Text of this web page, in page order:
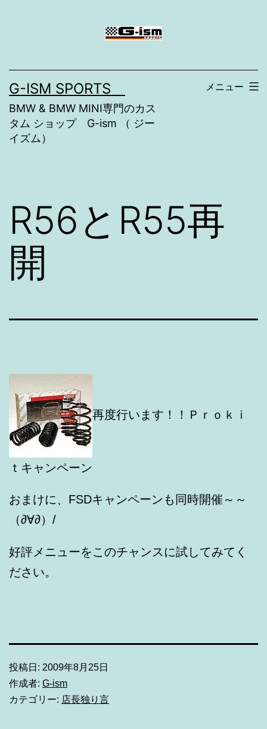
ン
ツ
へ
ス
G-ISM SPORTS
BMW & BMW MINI専門のカス
タム ショップ G-ism （ ジー
イズム）
メニュー
R56とR55再
開
再度行います！！Ｐｒｏｋｉ
ｔキャンペーン
おまけに、FSDキャンペーンも同時開催～～
（∂∀∂）/
好評メニューをこのチャンスに試してみてく
ださい。
投稿日: 2009年8月25日
作成者: G-ism
カテゴリー: 店長独り言